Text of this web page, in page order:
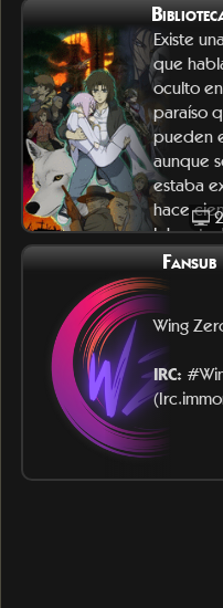
Existe
que
oculto
paraíso
pueden
aunque
estaba
hace
lobos
Fansub
Wing
IRC: